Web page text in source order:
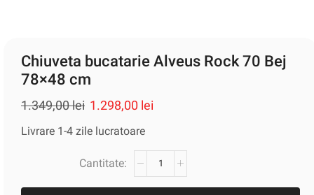
Chiuveta bucatarie Alveus Rock 70 Bej
78×48 cm
1.349,00lei 1.298,00 lei
Livrare 1-4 zile lucratoare